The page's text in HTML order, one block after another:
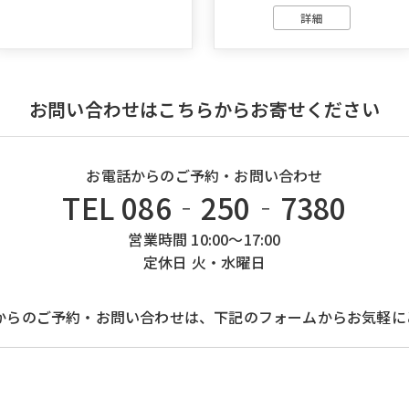
詳細
お問い合わせはこちらからお寄せください
お電話からのご予約・お問い合わせ
TEL 086‐250‐7380
営業時間 10:00～17:00
定休日 火・水曜日
らのご予約・お問い合わせは、下記のフォームからお気軽